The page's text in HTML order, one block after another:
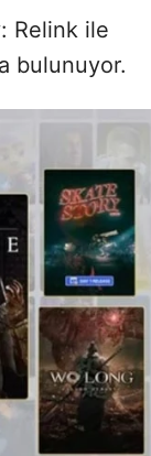
Relink ile
bulunuyor.